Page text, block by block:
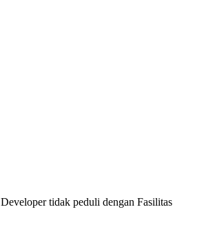
tidak peduli dengan Fasilitas